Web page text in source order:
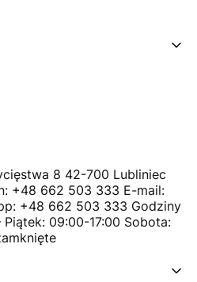
8 42-700 Lubliniec
+48 662 503 333 E-mail:
+48 662 503 333 Godziny
Piątek: 09:00-17:00 Sobota: